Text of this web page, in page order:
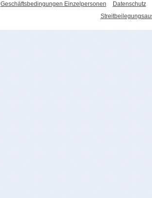
Geschäftsbedingungen Einzelpersonen
Datenschutz